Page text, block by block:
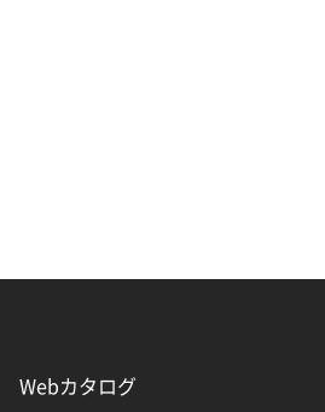
Webカタログ